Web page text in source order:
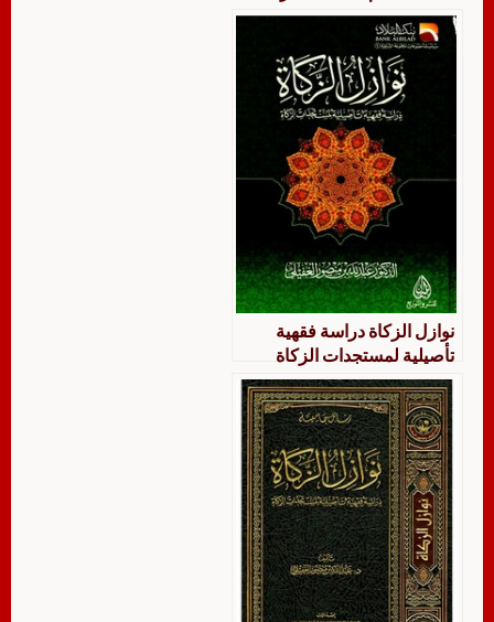
المعاصرة
نوازل الزكاة دراسة فقهية
تأصيلية لمستجدات الزكاة ‫